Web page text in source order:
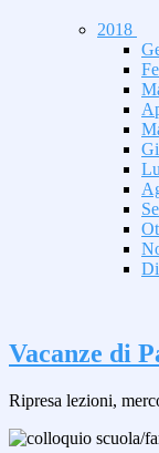
2018
Vacanze di
Ripresa lezioni,